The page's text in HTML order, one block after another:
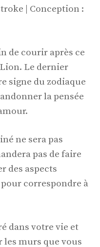
| Conception :
de courir après ce
Le dernier
signe du zodiaque
la pensée
ne sera pas
pas de faire
des aspects
correspondre à
dans votre vie et
les murs que vous